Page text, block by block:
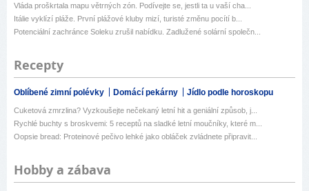
Vláda proškrtala mapu větrných zón. Podívejte se, jestli ta u vaší cha...
Itálie vyklízí pláže. První plážové kluby mizí, turisté změnu pocítí b...
Potenciální zachránce Soleku zrušil nabídku. Zadlužené solární společn...
Recepty
Oblíbené zimní polévky Domácí pekárny Jídlo podle horoskopu
Cuketová zmrzlina? Vyzkoušejte nečekaný letní hit a geniální způsob, j...
Rychlé buchty s broskvemi: 5 receptů na sladké letní moučníky, které m...
Oopsie bread: Proteinové pečivo lehké jako obláček zvládnete připravit...
Hobby a zábava